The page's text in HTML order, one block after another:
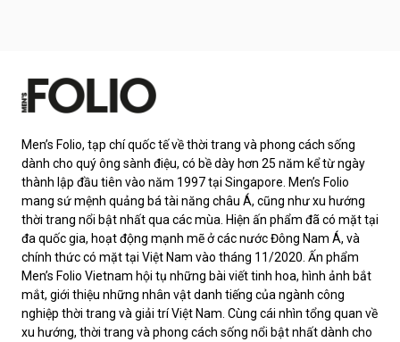
Men’s Folio, tạp chí quốc tế về thời trang và phong cách sống
dành cho quý ông sành điệu, có bề dày hơn 25 năm kể từ ngày
thành lập đầu tiên vào năm 1997 tại Singapore. Men’s Folio
mang sứ mệnh quảng bá tài năng châu Á, cũng như xu hướng
thời trang nổi bật nhất qua các mùa. Hiện ấn phẩm đã có mặt tại
đa quốc gia, hoạt động mạnh mẽ ở các nước Đông Nam Á, và
chính thức có mặt tại Việt Nam vào tháng 11/2020. Ấn phẩm
Men’s Folio Vietnam hội tụ những bài viết tinh hoa, hình ảnh bắt
mắt, giới thiệu những nhân vật danh tiếng của ngành công
nghiệp thời trang và giải trí Việt Nam. Cùng cái nhìn tổng quan về
xu hướng, thời trang và phong cách sống nổi bật nhất dành cho